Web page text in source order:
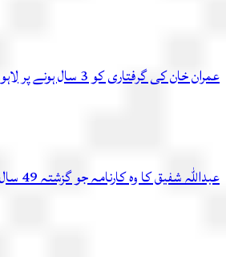
عمران خان کی گرفتاری کو 3 سال ہونے پر لاہور میں پی ٹی آئی کا احتجاج، متعدد کارکن گرفتار
عبداللہ شفیق کا وہ کارنامہ جو گزشتہ 49 سال میں کوئی پاکستانی انجام نہ دے سکا